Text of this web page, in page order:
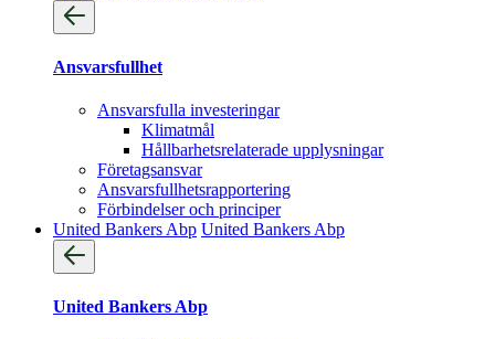
Ansvarsfullhet
Ansvarsfulla investeringar
Klimatmål
Hållbarhetsrelaterade upplysningar
Företagsansvar
Ansvarsfullhets­rapportering
Förbindelser och principer
United Bankers Abp United Bankers Abp
United Bankers Abp